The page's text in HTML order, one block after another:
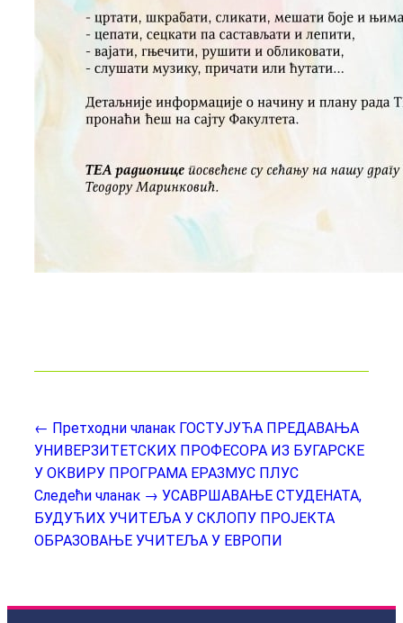
← Претходни чланак ГОСТУЈУЋА ПРЕДАВАЊА
УНИВЕРЗИТЕТСКИХ ПРОФЕСОРА ИЗ БУГАРСКЕ
У ОКВИРУ ПРОГРАМА ЕРАЗМУС ПЛУС
Следећи чланак → УСАВРШАВАЊЕ СТУДЕНАТА,
БУДУЋИХ УЧИТЕЉА У СКЛОПУ ПРОЈЕКТА
ОБРАЗОВАЊЕ УЧИТЕЉА У ЕВРОПИ